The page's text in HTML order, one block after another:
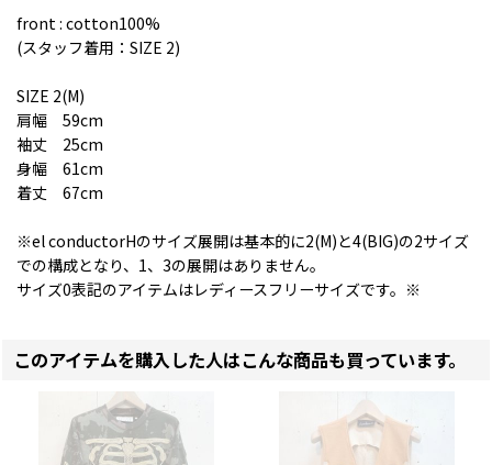
front : cotton100%
(スタッフ着用：SIZE 2)
SIZE 2(M)
肩幅 59cm
袖丈 25cm
身幅 61cm
着丈 67cm
※el conductorHのサイズ展開は基本的に2(M)と4(BIG)の2サイズ
での構成となり、1、3の展開はありません。
サイズ0表記のアイテムはレディースフリーサイズです。※
このアイテムを購入した人はこんな商品も買っています。